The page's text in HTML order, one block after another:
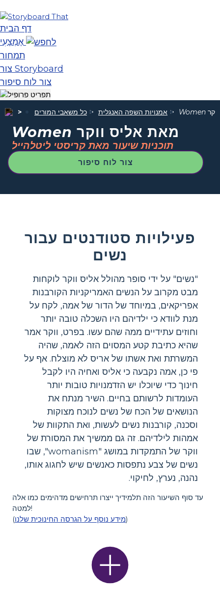
דף הבית
אֶמְצָעִי
תמחור
צור Storyboard
צור לוח סיפור
כל משאבי המורים אמנויות השפה האנגלית Women
Women מאת אליס ווקר
תוכניות שיעור מאת קריסטי ליטלהייל
צור לוח סיפור
פעילויות סטודנטים עבור
נשים
"נשים" על ידי סופר מהולל אליס ווקר לוקחות
מבט מקרוב על הנשים האמריקניות הקורבנות
אפריקאים, במיוחד של הדור של אמה, לקח על
מנת לוודא כי ילדיהם היו השכלה טובה יותר
וחוזים עתידיים ממה שהם עשו. בפרט, ווקר אמר
שהיא כתיבת קטע המסוים הזה לאמה, שהיה
המשרתת ואת אשתו של אריס לא מוצלח. אף על
פי כן, אמה נקבעה כי אליס ואחיה היו לקבל
חינוך כדי שיוכלו יש הזדמנויות טובות יותר
העומדות לרשותם בחיים. השיר מנתח את
הנושאים של הכח של נשים לנוכח מצוקות
וסכנה, קורבנות נשים לעשות, ואת התקוות של
אמהות לילדיהם. זה גם ממשיך את המסורת של
ווקר של התמקדות במושג "womanism", שבו
נשים של צבע נתפסות כאנשים שיש לחגוג אותו,
נהנה, נערץ, לחיקוי.
עד סוף השיעור הזה תלמידיך ייצרו תרחישים מדהימים כמו אלה
למטה!
(מידע נוסף על הגרסה החינוכית שלנו)